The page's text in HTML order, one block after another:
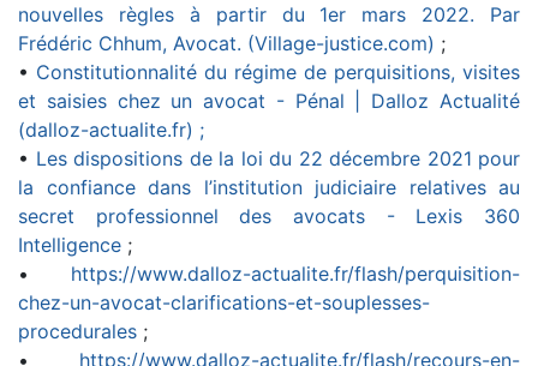
nouvelles règles à partir du 1er mars 2022. Par
Frédéric Chhum, Avocat. (Village-justice.com) ;
• Constitutionnalité du régime de perquisitions, visites
et saisies chez un avocat - Pénal | Dalloz Actualité
(dalloz-actualite.fr) ;
• Les dispositions de la loi du 22 décembre 2021 pour
la confiance dans l’institution judiciaire relatives au
secret professionnel des avocats - Lexis 360
Intelligence ;
• https://www.dalloz-actualite.fr/flash/perquisition-
chez-un-avocat-clarifications-et-souplesses-
procedurales ;
• https://www.dalloz-actualite.fr/flash/recours-en-